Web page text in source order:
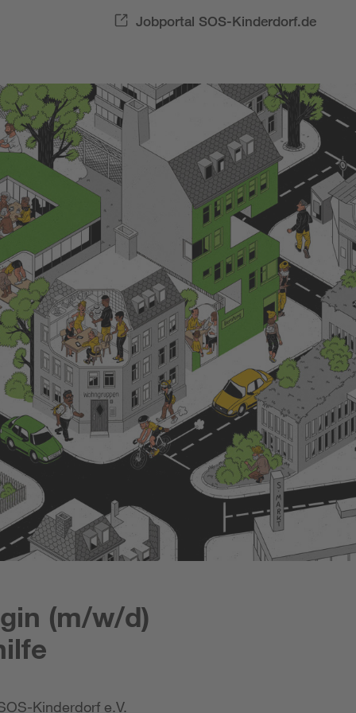
Jobportal SOS-Kinderdorf.de
(m/w/d)
Kinderdorf e.V.